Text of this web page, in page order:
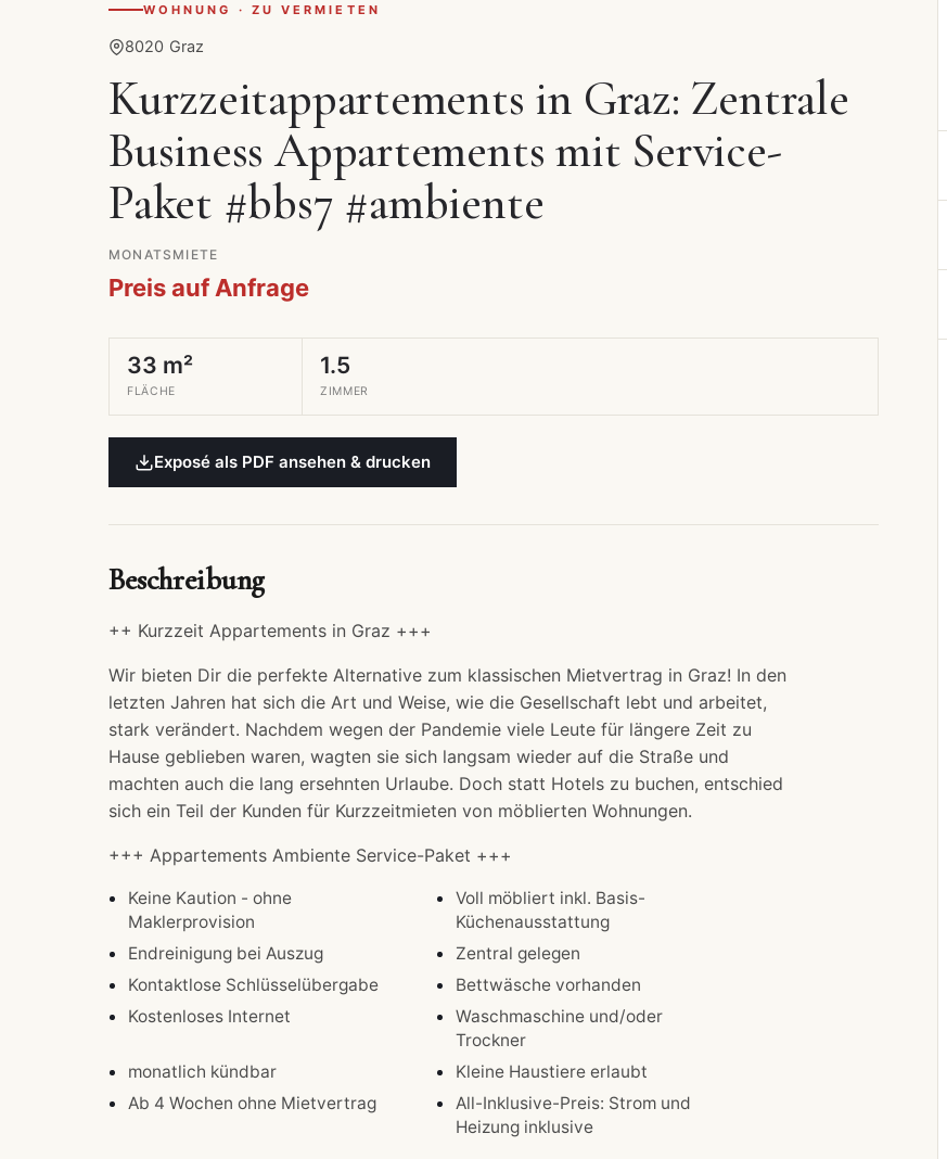
WOHNUNG · ZU VERMIETEN
8020 Graz
Kurzzeitappartements in Graz: Zentrale
Business Appartements mit Service-
Paket #bbs7 #ambiente
MONATSMIETE
Preis auf Anfrage
33 m²
FLÄCHE
1.5
ZIMMER
Exposé als PDF ansehen & drucken
Beschreibung
++ Kurzzeit Appartements in Graz +++
Wir bieten Dir die perfekte Alternative zum klassischen Mietvertrag in Graz! In den
letzten Jahren hat sich die Art und Weise, wie die Gesellschaft lebt und arbeitet,
stark verändert. Nachdem wegen der Pandemie viele Leute für längere Zeit zu
Hause geblieben waren, wagten sie sich langsam wieder auf die Straße und
machten auch die lang ersehnten Urlaube. Doch statt Hotels zu buchen, entschied
sich ein Teil der Kunden für Kurzzeitmieten von möblierten Wohnungen.
+++ Appartements Ambiente Service-Paket +++
Keine Kaution - ohne
Maklerprovision
Voll möbliert inkl. Basis-
Küchenausstattung
Endreinigung bei Auszug
Zentral gelegen
Kontaktlose Schlüsselübergabe
Bettwäsche vorhanden
Kostenloses Internet
Waschmaschine und/oder
Trockner
monatlich kündbar
Kleine Haustiere erlaubt
Ab 4 Wochen ohne Mietvertrag
All-Inklusive-Preis: Strom und
Heizung inklusive